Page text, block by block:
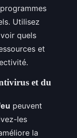
Utilisez
quels
et
et du
peuvent
les
la